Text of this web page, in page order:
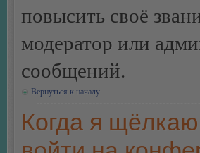
повысить своё
модератор или
сообщений.
Вернуться к началу
Когда я